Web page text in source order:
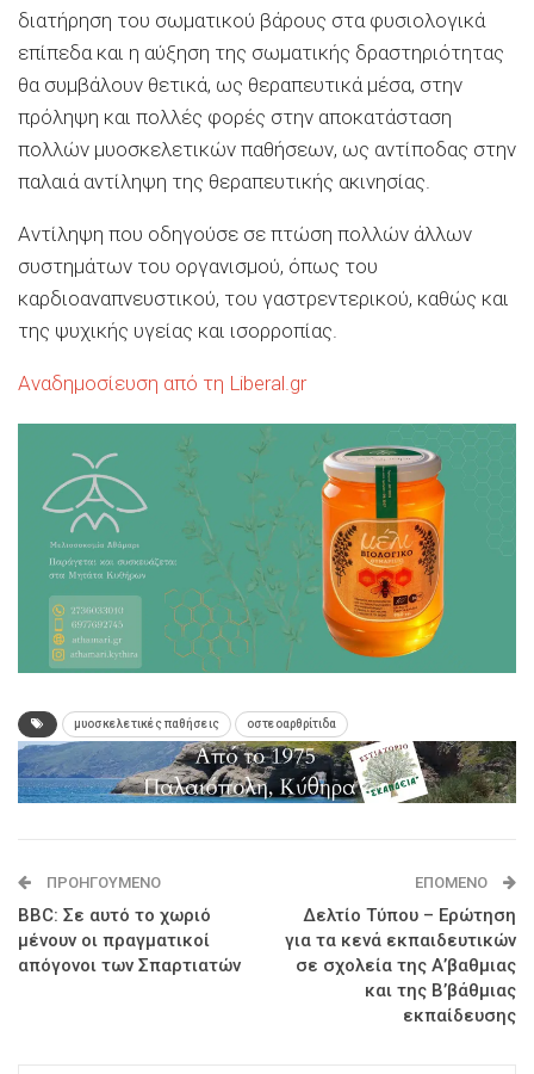
διατήρηση του σωματικού βάρους στα φυσιολογικά
επίπεδα και η αύξηση της σωματικής δραστηριότητας
θα συμβάλουν θετικά, ως θεραπευτικά μέσα, στην
πρόληψη και πολλές φορές στην αποκατάσταση
πολλών μυοσκελετικών παθήσεων, ως αντίποδας στην
παλαιά αντίληψη της θεραπευτικής ακινησίας.
Αντίληψη που οδηγούσε σε πτώση πολλών άλλων
συστημάτων του οργανισμού, όπως του
καρδιοαναπνευστικού, του γαστρεντερικού, καθώς και
της ψυχικής υγείας και ισορροπίας.
Αναδημοσίευση από τη Liberal.gr
μυοσκελετικές παθήσεις οστεοαρθρίτιδα
ΠΡΟΗΓΟΎΜΕΝΟ
BBC: Σε αυτό το χωριό
μένουν οι πραγματικοί
απόγονοι των Σπαρτιατών
ΕΠΌΜΕΝΟ
Δελτίο Τύπου – Ερώτηση
για τα κενά εκπαιδευτικών
σε σχολεία της Α’βαθμιας
και της Β’βάθμιας
εκπαίδευσης